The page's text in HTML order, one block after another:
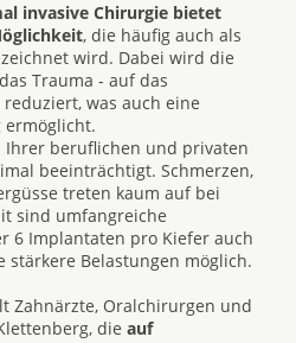
invasive Chirurgie bietet
, die häufig auch als
wird. Dabei wird die
Trauma - auf das
was auch eine
Ihrer beruflichen und privaten
beeinträchtigt. Schmerzen,
treten kaum auf bei
sind umfangreiche
6 Implantaten pro Kiefer auch
stärkere Belastungen möglich.
Zahnärzte, Oralchirurgen und
die auf